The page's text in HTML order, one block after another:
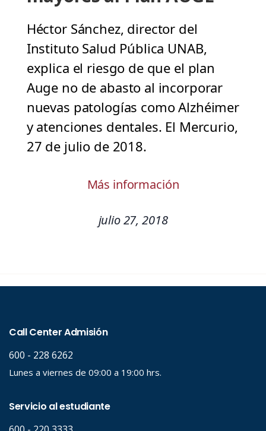
Héctor Sánchez, director del
Instituto Salud Pública UNAB,
explica el riesgo de que el plan
Auge no de abasto al incorporar
nuevas patologías como Alzhéimer
y atenciones dentales. El Mercurio,
27 de julio de 2018.
Más información
julio 27, 2018